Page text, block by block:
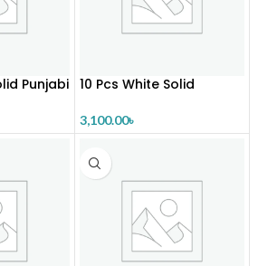
Punjabi 10 Pcs White Solid
3,100.00৳